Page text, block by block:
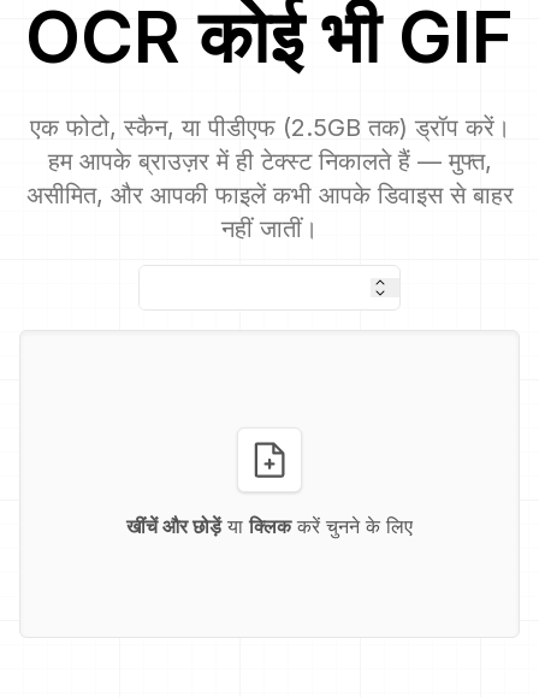
OCRकोई भी GIF
एक फोटो, स्कैन, या पीडीएफ (2.5GB तक) ड्रॉप करें।
हम आपके ब्राउज़र में ही टेक्स्ट निकालते हैं — मुफ्त,
असीमित, और आपकी फाइलें कभी आपके डिवाइस से बाहर
नहीं जातीं।
खींचें और छोड़ेंया क्लिककरें चुनने के लिए